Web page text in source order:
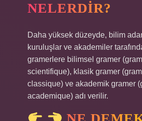
NELERDIR?
Daha yüksek düzeyde, bilim
kuruluşlar ve akademiler
gramerlere bilimsel gramer
scientifique), klasik gramer
classique) ve akademik gramer
academique) adı verilir.